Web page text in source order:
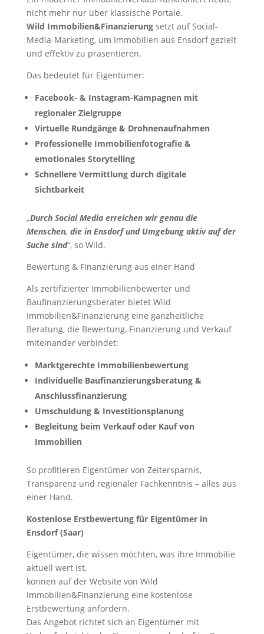
nicht mehr nur über klassische Portale.
Wild Immobilien&Finanzierungsetzt auf Social-
Media-Marketing, um Immobilien aus Ensdorf gezielt
und effektiv zu präsentieren.
Das bedeutet für Eigentümer:
Facebook- & Instagram-Kampagnen mit
regionaler Zielgruppe
Virtuelle Rundgänge & Drohnenaufnahmen
Professionelle Immobilienfotografie &
emotionales Storytelling
Schnellere Vermittlung durch digitale
Sichtbarkeit
„Durch Social Media erreichen wir genau die
Menschen, die in Ensdorf und Umgebung aktiv auf der
Suche sind“, so Wild.
Bewertung & Finanzierung aus einer Hand
Als zertifizierter Immobilienbewerter und
Baufinanzierungsberater bietet Wild
Immobilien&Finanzierung eine ganzheitliche
Beratung, die Bewertung, Finanzierung und Verkauf
miteinander verbindet:
Marktgerechte Immobilienbewertung
Individuelle Baufinanzierungsberatung &
Anschlussfinanzierung
Umschuldung & Investitionsplanung
Begleitung beim Verkauf oder Kauf von
Immobilien
So profitieren Eigentümer von Zeitersparnis,
Transparenz und regionaler Fachkenntnis – alles aus
einer Hand.
Kostenlose Erstbewertung für Eigentümer in
Ensdorf (Saar)
Eigentümer, die wissen möchten, was ihre Immobilie
aktuell wert ist,
können auf der Website von Wild
Immobilien&Finanzierung eine kostenlose
Erstbewertung anfordern.
Das Angebot richtet sich an Eigentümer mit